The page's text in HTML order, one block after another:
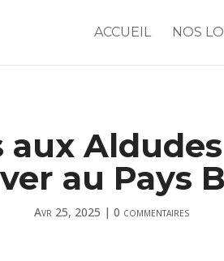
ACCUEIL NOS
aux
au Pays
Avr 25, 2025 | 0 commentaires